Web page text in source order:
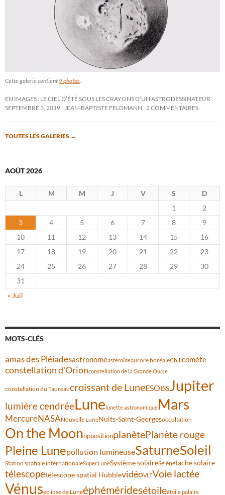
Cette galerie contient 9 photos
EN IMAGES : LE CIEL D’ÉTÉ SOUS LES CRAYONS D’UN ASTRODESSINATEUR
SEPTEMBRE 3, 2019
JEAN-BAPTISTE FELDMANN 2 COMMENTAIRES
TOUTES LES GALERIES →
AOÛT 2026
L M M J V S
D
1
2
3
4 5 6 7 8
9
10
11 12 13 14 15
16
17
18 19 20 21 22
23
24
25 26 27 28 29
30
31
« Juil
MOTS-CLÉS
amas des Pléiadesastronomeastéroïdeaurore boréaleChilicomète
constellation d'Orionconstellation de la Grande Ourse
constellation du Taureaucroissant de LuneESOISSJupiter
lumière cendréeLunelunette astronomiqueMars
MercureNASANouvelle LuneNuits-Saint-Georgesoccultation
On the MoonoppositionplanètePlanète rouge
Pleine Lunepollution lumineuseSaturneSoleil
Station spatiale internationaleSuper LuneSystème solaireSélénétache solaire
télescopetélescope spatial HubblevidéoVLTVoie lactée
Vénuséclipse de Luneéphéméridesétoileétoile polaire